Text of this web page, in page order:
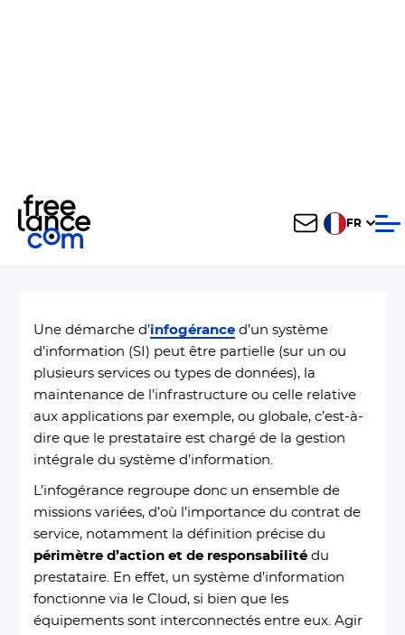
d’infogérance
Le 12 May 2021
Une démarche d’infogérance d’un système
d’information (SI) peut être partielle (sur un ou
plusieurs services ou types de données), la
maintenance de l’infrastructure ou celle relative
aux applications par exemple, ou globale, c’est-à-
dire que le prestataire est chargé de la gestion
intégrale du système d’information.
L’infogérance regroupe donc un ensemble de
missions variées, d’où l’importance du contrat de
service, notamment la définition précise du
périmètre d’action et de responsabilité du
prestataire. En effet, un système d’information
fonctionne via le Cloud, si bien que les
équipements sont interconnectés entre eux. Agir